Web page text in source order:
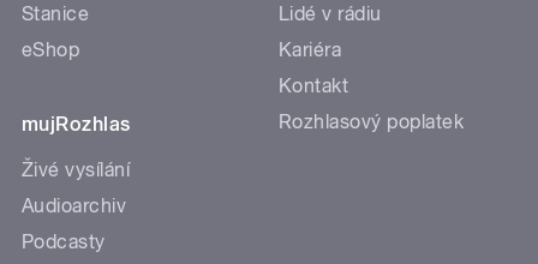
Stanice
eShop
mujRozhlas
Živé vysílání
Audioarchiv
Podcasty
Lidé v rádiu
Kariéra
Kontakt
Rozhlasový poplatek